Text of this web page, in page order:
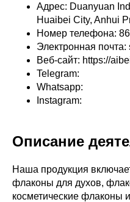
Адрес: Duanyuan
Huaibei City, Anhui
Номер телефона:
Электронная
Веб-сайт: https://
Telegram:
Whatsapp:
Instagram:
Описание
Наша продукция
флаконы для духов,
косметические флаконы